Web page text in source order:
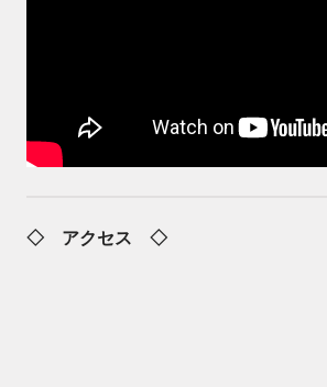
◇ アクセス ◇